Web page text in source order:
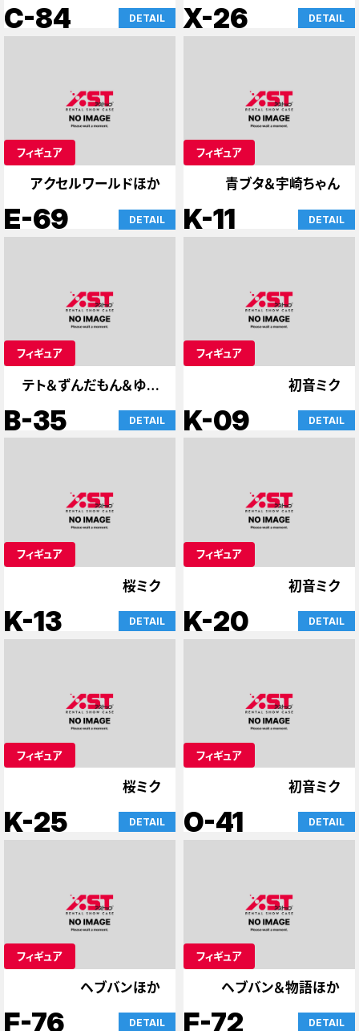
C-84 DETAIL X-26 DETAIL
フィギュア
アクセルワールドほか
E-69 DETAIL
フィギュア
青ブタ＆宇崎ちゃん
K-11 DETAIL
フィギュア
テト＆ずんだもん＆ゆか
り
B-35 DETAIL
フィギュア
初音ミク
K-09 DETAIL
フィギュア
桜ミク
K-13 DETAIL
フィギュア
初音ミク
K-20 DETAIL
フィギュア
桜ミク
K-25 DETAIL
フィギュア
初音ミク
O-41 DETAIL
フィギュア
ヘブバンほか
F-76 DETAIL
フィギュア
ヘブバン＆物語ほか
F-72 DETAIL